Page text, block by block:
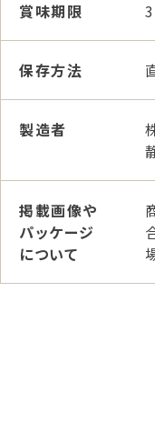
賞味期限
保存方法
製造者
掲載画像や
パッケージ
について
お土産にいただいて美
手土産用と家族用に購
なティーバッグのお茶